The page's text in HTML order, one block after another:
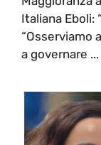
Italiana Eboli:
“Osserviamo
a governare ...